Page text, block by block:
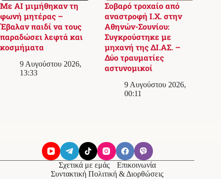
Με AI μιμήθηκαν τη
φωνή μητέρας –
Έβαλαν παιδί να τους
παραδώσει λεφτά και
κοσμήματα
9 Αυγούστου 2026,
13:33
Σοβαρό τροχαίο από
αναστροφή Ι.Χ. στην
Αθηνών-Σουνίου:
Συγκρούστηκε με
μηχανή της ΔΙ.ΑΣ. –
Δύο τραυματίες
αστυνομικοί
9 Αυγούστου 2026,
00:11
Σχετικά με εμάς
Επικοινωνία
Συντακτική Πολιτική & Διορθώσεις